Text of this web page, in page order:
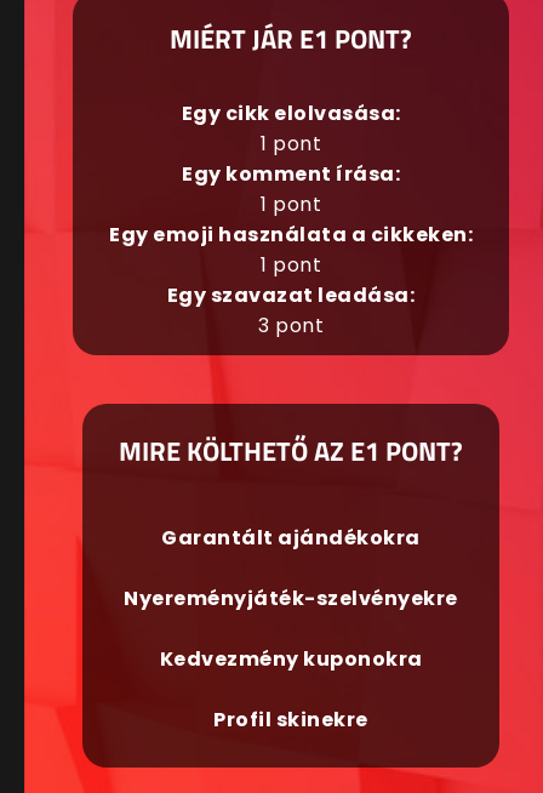
MIÉRT JÁR E1 PONT?
Egy cikk elolvasása:
1 pont
Egy komment írása:
1 pont
Egy emoji használata a cikkeken:
1 pont
Egy szavazat leadása:
3 pont
MIRE KÖLTHETŐ AZ E1 PONT?
Garantált ajándékokra
Nyereményjáték-szelvényekre
Kedvezmény kuponokra
Profil skinekre